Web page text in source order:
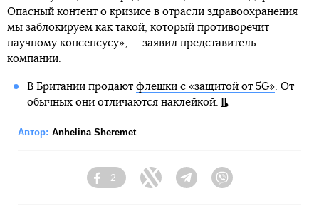
Опасный контент о кризисе в отрасли здравоохранения
мы заблокируем как такой, который противоречит
научному консенсусу», — заявил представитель
компании.
В Британии продают флешки с «защитой от 5G». От
обычных они отличаются наклейкой.
Автор: Anhelina Sheremet
Facebook
2
Twitter TelegramViber